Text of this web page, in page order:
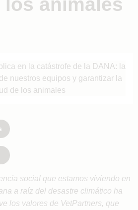
los animales
social que estamos viviendo en
a raíz del desastre climático ha
los valores de VetPartners, que